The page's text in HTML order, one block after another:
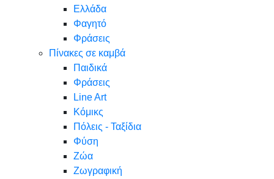
Ελλάδα
Φαγητό
Φράσεις
Πίνακες σε καμβά
Παιδικά
Φράσεις
Line Art
Κόμικς
Πόλεις - Ταξίδια
Φύση
Ζώα
Ζωγραφική